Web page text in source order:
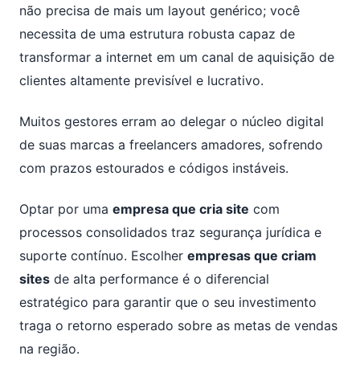
não precisa de mais um layout genérico; você
necessita de uma estrutura robusta capaz de
transformar a internet em um canal de aquisição de
clientes altamente previsível e lucrativo.
Muitos gestores erram ao delegar o núcleo digital
de suas marcas a freelancers amadores, sofrendo
com prazos estourados e códigos instáveis.
Optar por uma empresa que cria site com
processos consolidados traz segurança jurídica e
suporte contínuo. Escolher empresas que criam
sites de alta performance é o diferencial
estratégico para garantir que o seu investimento
traga o retorno esperado sobre as metas de vendas
na região.